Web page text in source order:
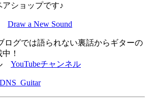
ショップです♪
Draw a New Sound
ログでは語られない裏話からギターの
中！
YouTubeチャンネル
DNS_Guitar